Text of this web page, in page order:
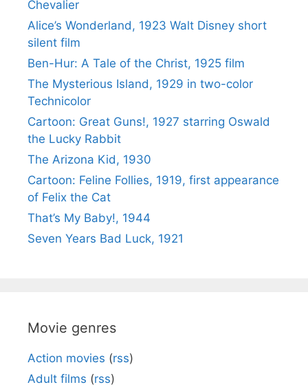
Chevalier
Alice’s Wonderland, 1923 Walt Disney short
silent film
Ben-Hur: A Tale of the Christ, 1925 film
The Mysterious Island, 1929 in two-color
Technicolor
Cartoon: Great Guns!, 1927 starring Oswald
the Lucky Rabbit
The Arizona Kid, 1930
Cartoon: Feline Follies, 1919, first appearance
of Felix the Cat
That’s My Baby!, 1944
Seven Years Bad Luck, 1921
Movie genres
Action movies (rss)
Adult films (rss)